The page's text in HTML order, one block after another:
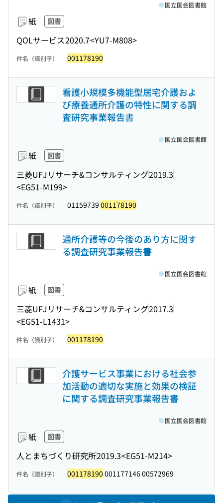
紙 図書
QOLサービス2020.7<YU7-M808>
国立国会図書館
件名（識別子） 001178190
看護小規模多機能型居宅介護およ
び療養通所介護の特性に関する調
査研究事業報告書
紙 図書
三菱UFJリサーチ&コンサルティング2019.3
<EG51-M199>
国立国会図書館
件名（識別子） 01159739 001178190
通所介護等の今後のあり方に関す
る調査研究事業報告書
紙 図書
三菱UFJリサーチ&コンサルティング2017.3
<EG51-L1431>
国立国会図書館
件名（識別子） 001178190
介護サービス事業における社会参
加活動の適切な実施と効果の検証
に関する調査研究事業報告書
紙 図書
人とまちづくり研究所2019.3<EG51-M214>
国立国会図書館
件名（識別子） 001178190 001177146 00572969